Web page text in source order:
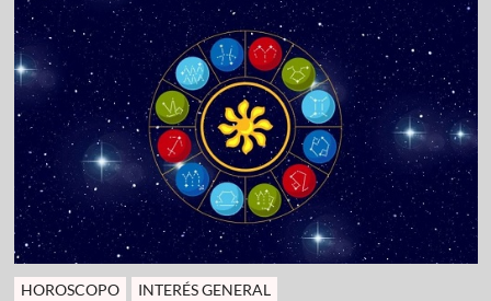
HOROSCOPO INTERÉS GENERAL